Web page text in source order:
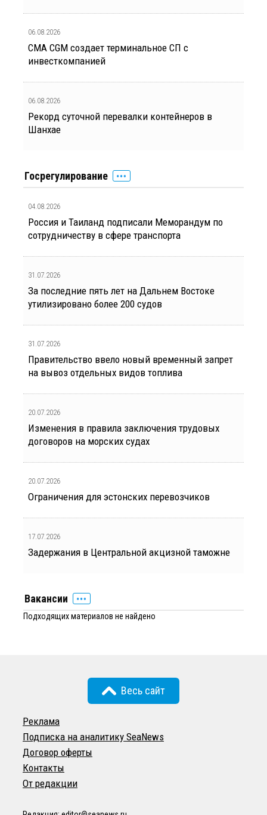
06.08.2026
CMA CGM создает терминальное СП с
инвесткомпанией
06.08.2026
Рекорд суточной перевалки контейнеров в
Шанхае
Госрегулирование
04.08.2026
Россия и Таиланд подписали Меморандум по
сотрудничеству в сфере транспорта
31.07.2026
За последние пять лет на Дальнем Востоке
утилизировано более 200 судов
31.07.2026
Правительство ввело новый временный запрет
на вывоз отдельных видов топлива
20.07.2026
Изменения в правила заключения трудовых
договоров на морских судах
20.07.2026
Ограничения для эстонских перевозчиков
17.07.2026
Задержания в Центральной акцизной таможне
Вакансии
Подходящих материалов не найдено
Весь сайт
Реклама
Подписка на аналитику SeaNews
Договор оферты
Контакты
От редакции